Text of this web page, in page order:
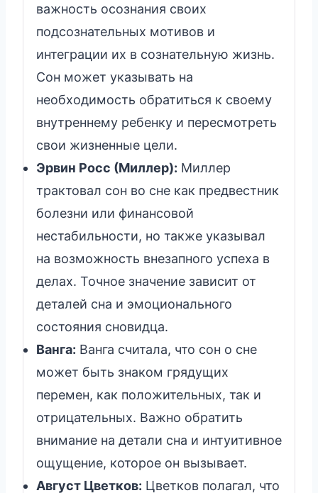
важность осознания своих
подсознательных мотивов и
интеграции их в сознательную жизнь.
Сон может указывать на
необходимость обратиться к своему
внутреннему ребенку и пересмотреть
свои жизненные цели.
Эрвин Росс (Миллер): Миллер
трактовал сон во сне как предвестник
болезни или финансовой
нестабильности, но также указывал
на возможность внезапного успеха в
делах. Точное значение зависит от
деталей сна и эмоционального
состояния сновидца.
Ванга: Ванга считала, что сон о сне
может быть знаком грядущих
перемен, как положительных, так и
отрицательных. Важно обратить
внимание на детали сна и интуитивное
ощущение, которое он вызывает.
Август Цветков: Цветков полагал, что